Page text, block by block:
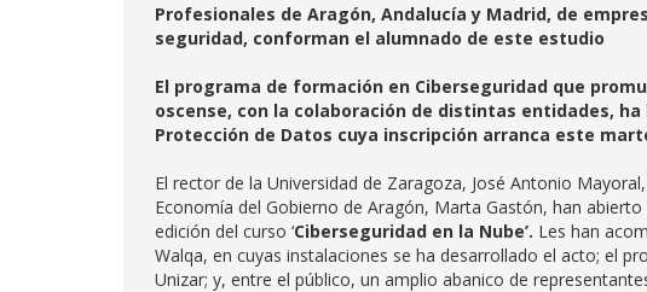
Profesionales de Aragón, Andalucía y Madrid, de
seguridad, conforman el alumnado de este estudio
El programa de formación en Ciberseguridad que
oscense, con la colaboración de distintas entidades,
Protección de Datos cuya inscripción arranca este
El rector de la Universidad de Zaragoza, José Antonio
Economía del Gobierno de Aragón, Marta Gastón, han
edición del curso ‘Ciberseguridad en la Nube’. Les han
Walqa, en cuyas instalaciones se ha desarrollado el acto; el
Unizar; y, entre el público, un amplio abanico de